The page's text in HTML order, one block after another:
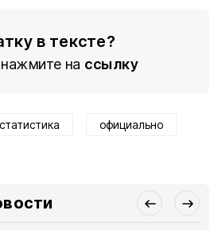
в тексте?
на ссылку
статистика официально